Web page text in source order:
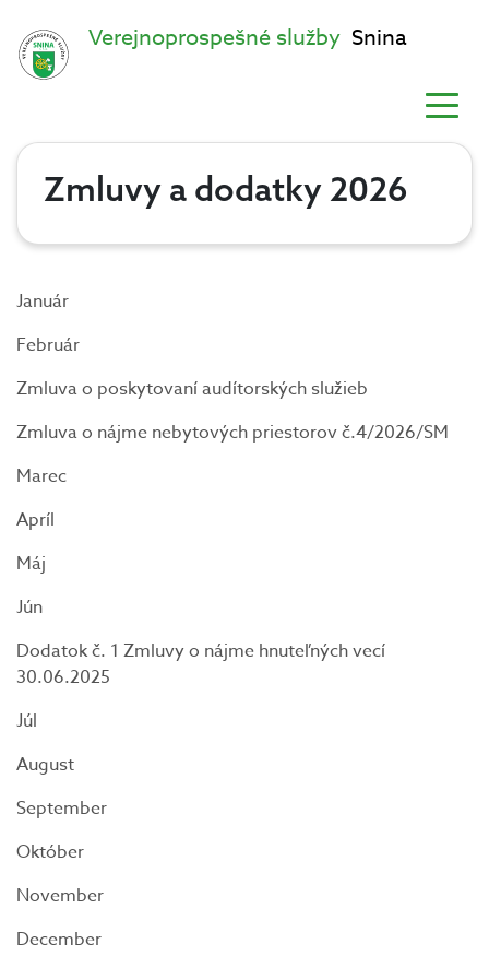
Verejnoprospešné služby Snina
Zmluvy a dodatky 2026
Január
Február
Zmluva o poskytovaní audítorských služieb
Zmluva o nájme nebytových priestorov č.4/2026/SM
Marec
Apríl
Máj
Jún
Dodatok č. 1 Zmluvy o nájme hnuteľných vecí
30.06.2025
Júl
August
September
Október
November
December